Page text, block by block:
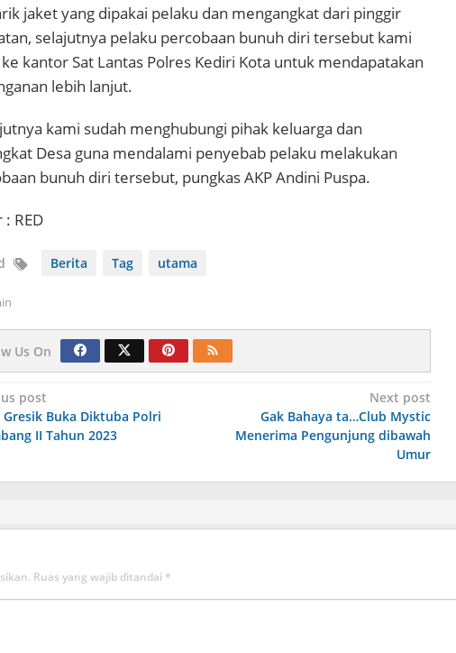
jaket yang dipakai pelaku dan mengangkat dari pinggir
selajutnya pelaku percobaan bunuh diri tersebut kami
kantor Sat Lantas Polres Kediri Kota untuk mendapatakan
lebih lanjut.
kami sudah menghubungi pihak keluarga dan
Desa guna mendalami penyebab pelaku melakukan
bunuh diri tersebut, pungkas AKP Andini Puspa.
RED
Berita Tag utama
Us On
post
Gresik Buka Diktuba Polri
II Tahun 2023
Next post
Gak Bahaya ta…Club Mystic
Menerima Pengunjung dibawah
Umur
Ruas yang wajib ditandai *